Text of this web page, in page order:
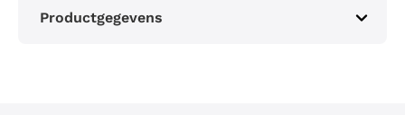
Productgegevens